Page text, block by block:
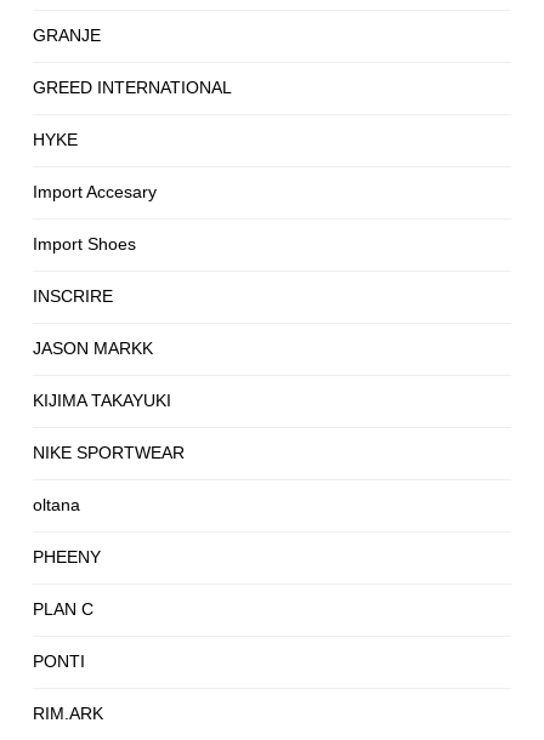
GRANJE
GREED INTERNATIONAL
HYKE
Import Accesary
Import Shoes
INSCRIRE
JASON MARKK
KIJIMA TAKAYUKI
NIKE SPORTWEAR
oltana
PHEENY
PLAN C
PONTI
RIM.ARK